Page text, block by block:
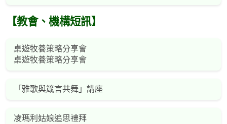
【教會、機構短訊】
桌遊牧養策略分享會
桌遊牧養策略分享會
「雅歌與箴言共舞」講座
凌瑪利姑娘追思禮拜